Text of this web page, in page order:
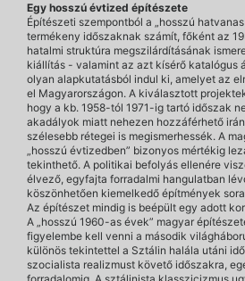
Egy hosszú évtized építészete
Építészeti szempontból a „hosszú
termékeny időszaknak számít, főként az
hatalmi struktúra megszilárdításának
kiállítás - valamint az azt kísérő katalógus
olyan alapkutatásból indul ki, amelyet az
el Magyarországon. A kiválasztott
hogy a kb. 1958-tól 1971-ig tartó időszak
akadályok miatt nehezen hozzáférhető
szélesebb rétegei is megismerhessék. A
„hosszú évtizedben” bizonyos mértékig
tekinthető. A politikai befolyás ellenére
élvező, egyfajta forradalmi hangulatban
köszönhetően kiemelkedő építmények
Az építészet mindig is beépült egy adott
A „hosszú 1960-as évek” magyar
figyelembe kell venni a második
különös tekintettel a Sztálin halála utáni
szocialista realizmust követő időszakra,